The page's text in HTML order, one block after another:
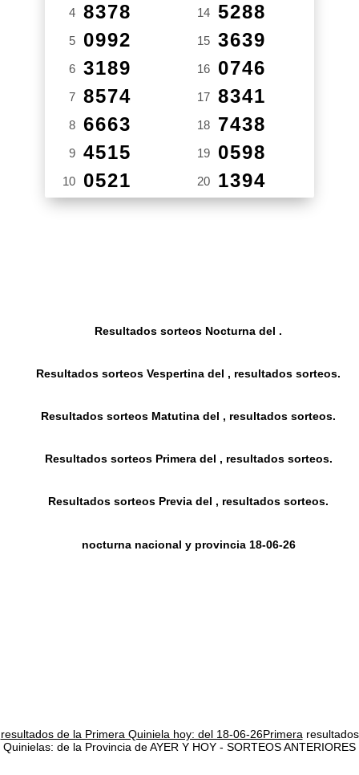
4 8378
5 0992
6 3189
7 8574
8 6663
9 4515
10 0521
14 5288
15 3639
16 0746
17 8341
18 7438
19 0598
20 1394
Resultados sorteos Nocturna del .
Resultados sorteos Vespertina del , resultados sorteos.
Resultados sorteos Matutina del , resultados sorteos.
Resultados sorteos Primera del , resultados sorteos.
Resultados sorteos Previa del , resultados sorteos.
nocturna nacional y provincia 18-06-26
resultados de la Primera Quiniela hoy: del 18-06-26Primera resultados
Quinielas: de la Provincia de AYER Y HOY - SORTEOS ANTERIORES